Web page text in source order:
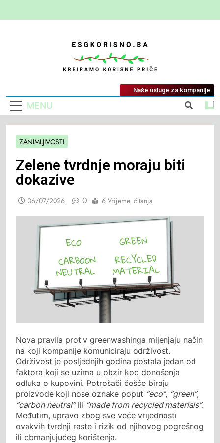
ESG Korisno
Kreiramo Korisne Priče
MENU
Naše usluge za kompanije
ZANIMLJIVOSTI
Zelene tvrdnje moraju biti
dokazive
06/07/2026 0 6 Vrijeme_čitanja
Nova pravila protiv greenwashinga mijenjaju način
na koji kompanije komuniciraju održivost.
Održivost je posljednjih godina postala jedan od
faktora koji se uzima u obzir kod donošenja
odluka o kupovini. Potrošači češće biraju
proizvode koji nose oznake poput “eco”, “green”,
“carbon neutral”ili “made from recycled materials”.
Međutim, upravo zbog sve veće vrijednosti
ovakvih tvrdnji raste i rizik od njihovog pogrešnog
ili obmanjujućeg korištenja.